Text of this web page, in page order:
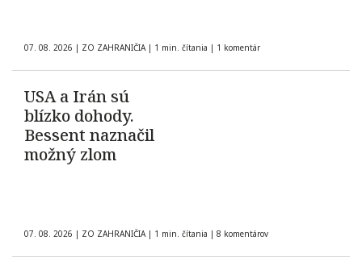
07. 08. 2026 | ZO ZAHRANIČIA | 1 min. čítania | 1 komentár
USA a Irán sú
blízko dohody.
Bessent naznačil
možný zlom
07. 08. 2026 | ZO ZAHRANIČIA | 1 min. čítania | 8 komentárov